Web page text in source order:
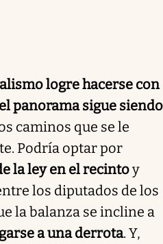
logre hacerse con
panorama sigue siendo
caminos que se le
Podría optar por
la ley en el recintoy
los diputados de los
la balanza se incline a
a una derrota. Y,